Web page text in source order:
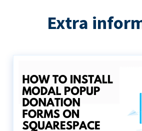
Extra